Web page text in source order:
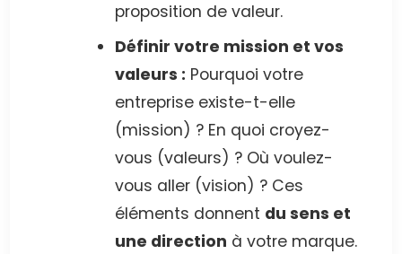
proposition de valeur.
Définir votre mission et vos
valeurs : Pourquoi votre
entreprise existe-t-elle
(mission) ? En quoi croyez-
vous (valeurs) ? Où voulez-
vous aller (vision) ? Ces
éléments donnent du sens et
une direction à votre marque.